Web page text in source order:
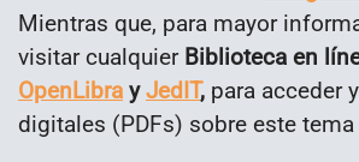
Mientras que, para mayor
visitar cualquier Biblioteca en
OpenLibra yJedIT, para acceder
digitales (PDFs) sobre este